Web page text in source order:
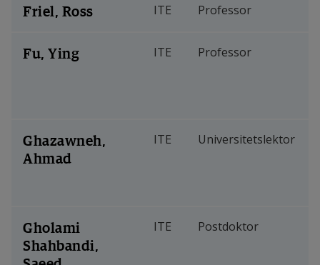
Friel, Ross ITE Professor
Fu, Ying ITE Professor
Ghazawneh,
Ahmad
ITE Universitetslektor
Gholami
Shahbandi,
ITE Postdoktor